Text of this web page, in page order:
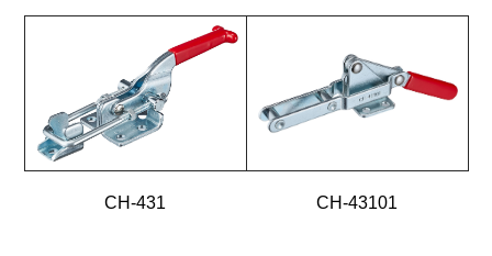
CH-431 CH-43101